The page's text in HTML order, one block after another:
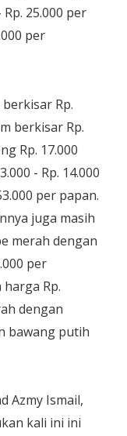
25.000 per
per
Rp.
berkisar Rp.
Rp. 17.000
- Rp. 14.000
per papan.
juga masih
merah dengan
per
Rp.
dengan
bawang putih
Azmy Ismail,
kali ini ini